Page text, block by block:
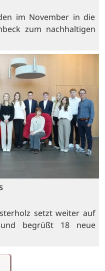
im November in die
zum nachhaltigen
setzt weiter auf
begrüßt 18 neue